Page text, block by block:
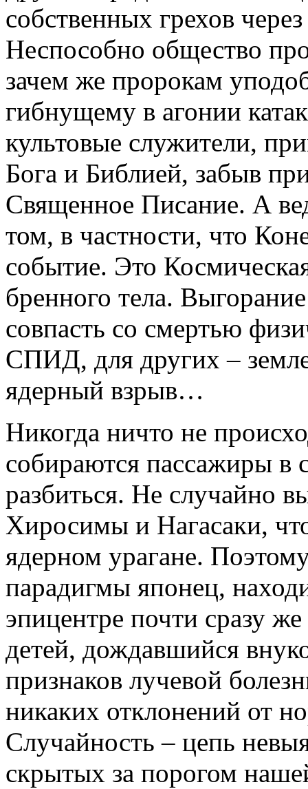
собственных грехов
Неспособно общество
зачем же пророкам
гибнущему в агонии
культовые служители,
Бога и Библией, забыв
Священное Писание. А
том, в частности, что
событие. Это
бренного тела.
совпасть со смертью
СПИД, для других –
ядерный взрыв…
Никогда ничто не
собираются пассажиры в
разбиться. Не случайно
Хиросимы и Нагасаки,
ядерном урагане.
парадигмы японец,
эпицентре почти сразу
детей, дождавшийся
признаков лучевой
никаких отклонений от
Случайность – цепь
скрытых за порогом